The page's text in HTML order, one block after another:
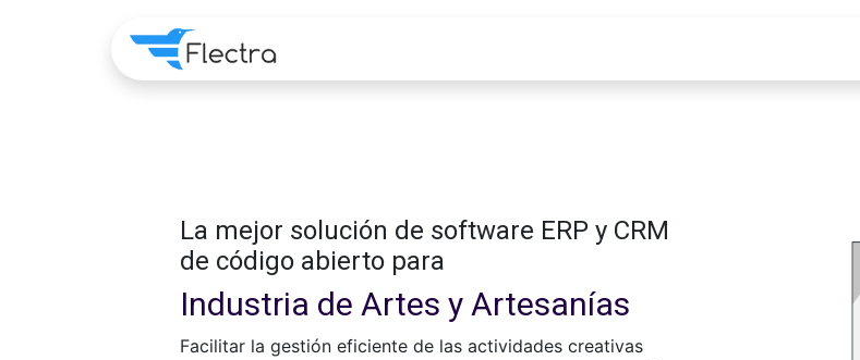
La mejor solución de software ERP y CRM
de código abierto para
Industria de Artes y Artesanías
Facilitar la gestión eficiente de las actividades creativas